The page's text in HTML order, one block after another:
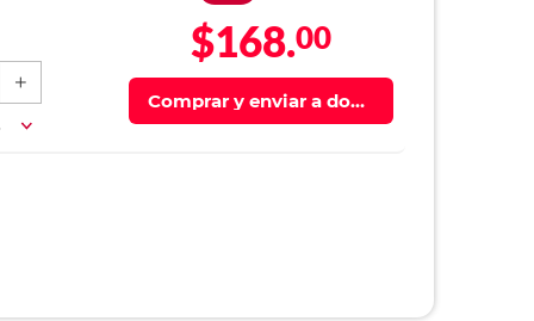
$168.00
Comprar y enviar a domi